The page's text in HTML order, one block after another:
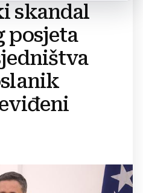
skandal
posjeta